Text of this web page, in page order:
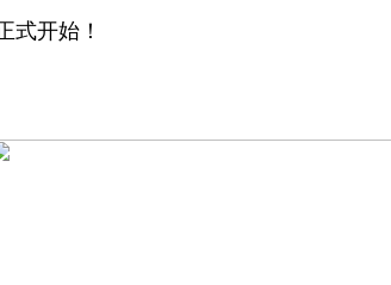
式开始！